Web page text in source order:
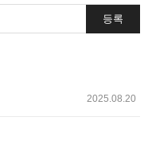
등록
2025.08.20